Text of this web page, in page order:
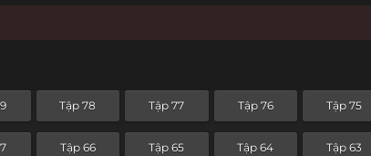
Tập 78 Tập 77 Tập 76 Tập 75
Tập 66 Tập 65 Tập 64 Tập 63